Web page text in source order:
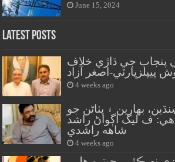
June 15, 2024
Latest Posts
پنجاب جي ڌاڙي خلاف
پيپلزپارٽي-اصغر آزاد
4 weeks ago
بهارين ۽ پٺاڻن جو
ف ليگ اڳواڻ راشد
شاهه راشدي
4 weeks ago